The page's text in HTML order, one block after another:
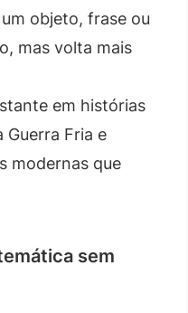
objeto, frase ou
mas volta mais
em histórias
Guerra Fria e
modernas que
sem